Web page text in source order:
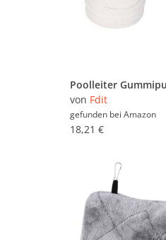
von Fdit
gefunden bei Amazon
18,21 €